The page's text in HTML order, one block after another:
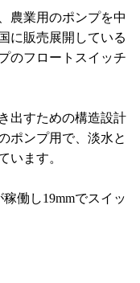
農業用のポンプを中
に販売展開している
のフロートスイッチ
出すための構造設計
ポンプ用で、淡水と
います。
働し19mmでスイッ